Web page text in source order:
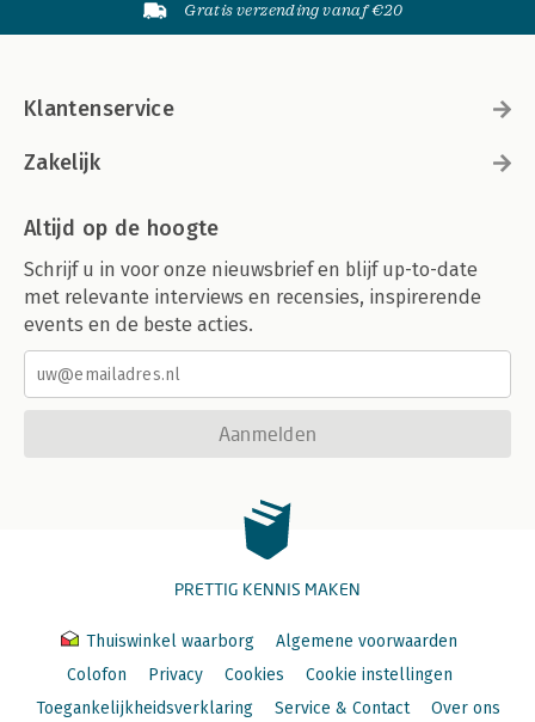
Gratis verzending vanaf €20
Klantenservice
Zakelijk
Altijd op de hoogte
Schrijf u in voor onze nieuwsbrief en blijf up-to-date
met relevante interviews en recensies, inspirerende
events en de beste acties.
Aanmelden
PRETTIG KENNIS MAKEN
Thuiswinkel waarborg
Algemene voorwaarden
Colofon
Privacy Cookies
Cookie instellingen
Toegankelijkheidsverklaring
Service & Contact Over ons